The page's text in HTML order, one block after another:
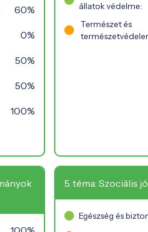
60%
0%
50%
50%
100%
állatok védelme:
Természet és
5. téma: Szociális
Egészség és